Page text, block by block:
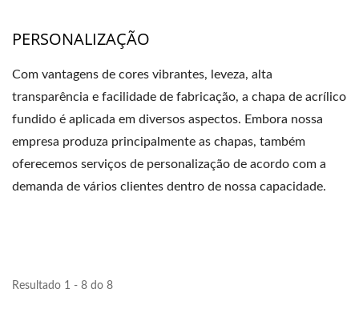
PERSONALIZAÇÃO
Com vantagens de cores vibrantes, leveza, alta
transparência e facilidade de fabricação, a chapa de acrílico
fundido é aplicada em diversos aspectos. Embora nossa
empresa produza principalmente as chapas, também
oferecemos serviços de personalização de acordo com a
demanda de vários clientes dentro de nossa capacidade.
Resultado 1 - 8 do 8